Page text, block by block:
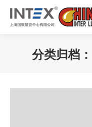
分类归档：